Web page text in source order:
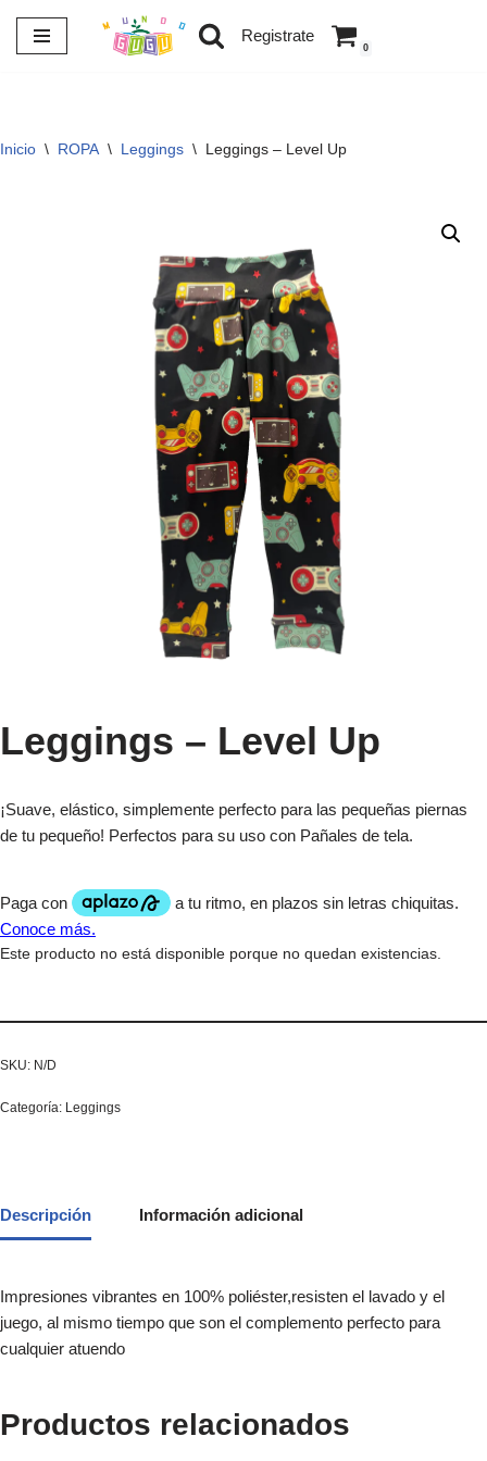
Saltar
Registrate
0
Inicio \ ROPA \ Leggings \ Leggings – Level Up
Leggings – Level Up
¡Suave, elástico, simplemente perfecto para las pequeñas piernas
de tu pequeño! Perfectos para su uso con Pañales de tela.
Este producto no está disponible porque no quedan existencias.
SKU: N/D
Categoría: Leggings
Descripción Información adicional
Impresiones vibrantes en 100% poliéster,resisten el lavado y el
juego, al mismo tiempo que son el complemento perfecto para
cualquier atuendo
Productos relacionados